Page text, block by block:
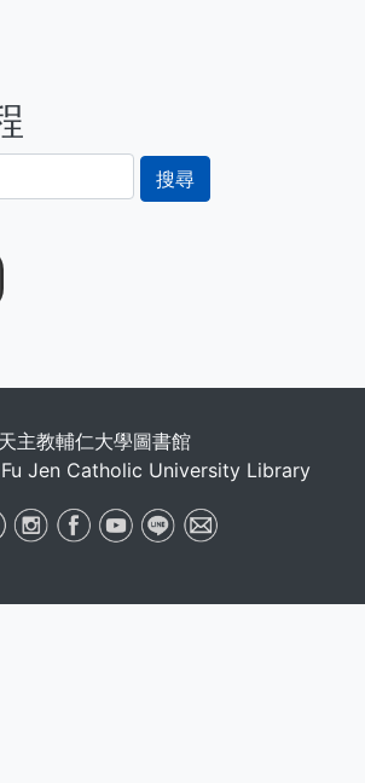
天主教輔仁大學圖書館
Jen Catholic University Library